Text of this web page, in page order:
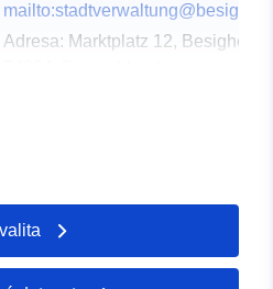
Adresa: Marktplatz 12, Besigheim,
Aktualizované na základe
25 July 2026